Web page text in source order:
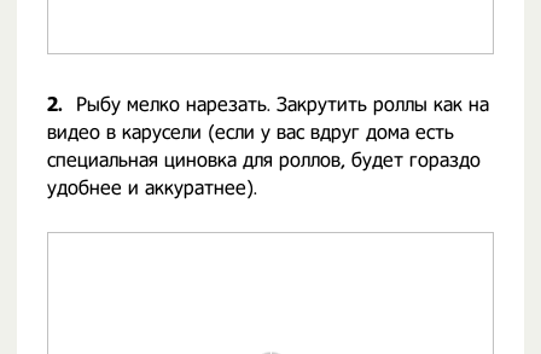
2.
Рыбу мелко нарезать. Закрутить роллы как на
видео в карусели (если у вас вдруг дома есть
специальная циновка для роллов, будет гораздо
удобнее и аккуратнее).